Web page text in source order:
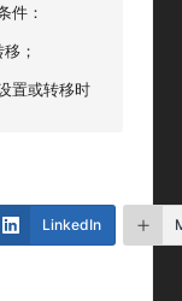
件：
；
置或转移时
LinkedIn